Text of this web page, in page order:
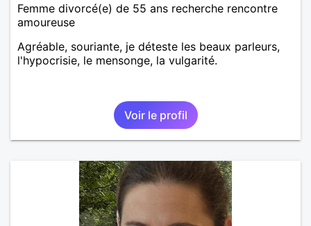
Femme divorcé(e) de 55 ans recherche rencontre
amoureuse
Agréable, souriante, je déteste les beaux parleurs,
l'hypocrisie, le mensonge, la vulgarité.
Voir le profil